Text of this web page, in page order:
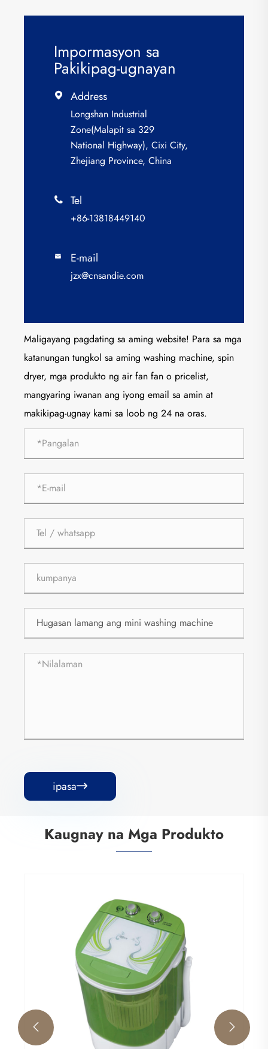
Impormasyon sa
Pakikipag-ugnayan
 Address
Longshan Industrial
Zone(Malapit sa 329
National Highway), Cixi City,
Zhejiang Province, China
 Tel
+86-13818449140
 E-mail
jzx@cnsandie.com
Maligayang pagdating sa aming website! Para sa mga
katanungan tungkol sa aming washing machine, spin
dryer, mga produkto ng air fan fan o pricelist,
mangyaring iwanan ang iyong email sa amin at
makikipag-ugnay kami sa loob ng 24 na oras.
ipasa
Kaugnay na Mga Produkto
Baby Mini Washing Machine
Tingnan ang Higit Pa >>
 